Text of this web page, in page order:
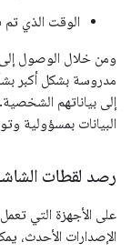
الوقت الذي تم
ومن خلال الوصول
مدروسة بشكل أكبر
إلى بياناتهم
البيانات بمسؤولية
رصد لقطات
الإصدارات الأحدث،